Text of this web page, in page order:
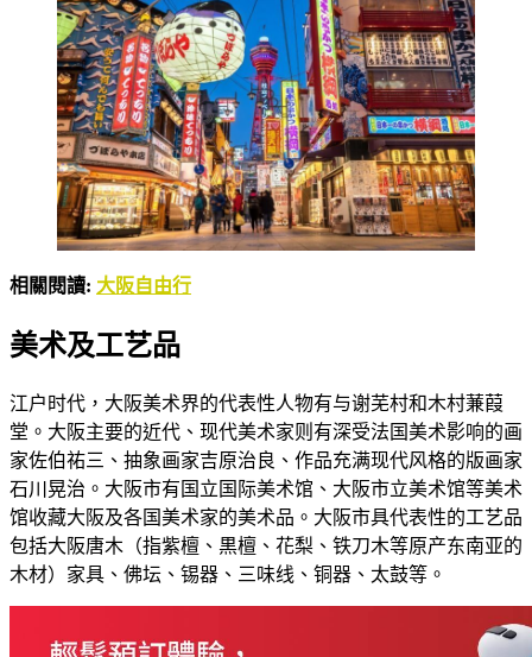
相關閱讀: 大阪自由行
美术及工艺品
江户时代，大阪美术界的代表性人物有与谢芜村和木村蒹葭
堂。大阪主要的近代、现代美术家则有深受法国美术影响的画
家佐伯祐三、抽象画家吉原治良、作品充满现代风格的版画家
石川晃治。大阪市有国立国际美术馆、大阪市立美术馆等美术
馆收藏大阪及各国美术家的美术品。大阪市具代表性的工艺品
包括大阪唐木（指紫檀、黒檀、花梨、铁刀木等原产东南亚的
木材）家具、佛坛、锡器、三味线、铜器、太鼓等。